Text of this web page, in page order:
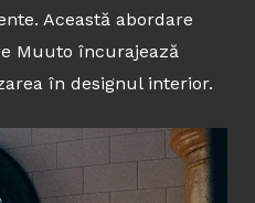
Această abordare
Muuto încurajează
în designul interior.